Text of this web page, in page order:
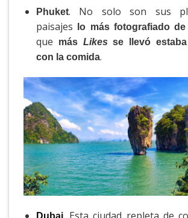
Phuket. No solo son sus
paisajes
lo más fotografiado de
que
más Likes se llevó
con la comida.
Dubai